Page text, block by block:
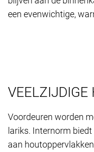
een evenwichtige,
VEELZIJDIGE
Voordeuren worden
lariks. Internorm
aan